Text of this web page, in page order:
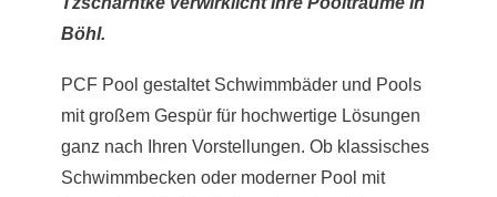
Böhl.
PCF Pool gestaltet Schwimmbäder und Pools
mit großem Gespür für hochwertige Lösungen
ganz nach Ihren Vorstellungen. Ob klassisches
Schwimmbecken oder moderner Pool mit